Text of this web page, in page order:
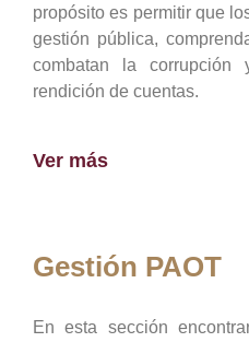
propósito es permitir que
gestión pública,
combatan la corrupción
rendición de cuentas.
Ver más
Gestión PAOT
En esta sección